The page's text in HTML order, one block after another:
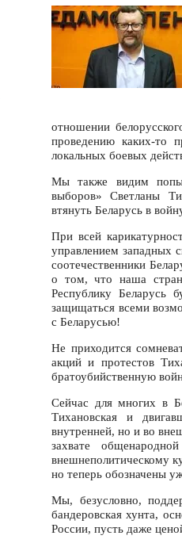
отношении
проведению каких-то
локальных боевых
Мы также видим
выборов» Светланы
втянуть Беларусь в
При всей
управлением западных
соотечественники
о том, что наша
Республику Беларусь
защищаться всеми
с Беларусью!
Не приходится
акций и протестов
братоубийственную
Сейчас для многих в
Тихановская и
внутренней, но и во
захвате
внешнеполитическому
но теперь обозначены
Мы, безусловно,
бандеровская хунта,
России, пусть даже